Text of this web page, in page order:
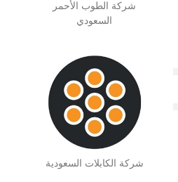
شركة الطوب الأحمر
السعودي
شركة الكابلات السعودية